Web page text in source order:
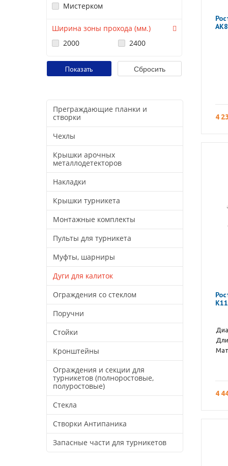
Мистерком
Ширина зоны прохода (мм.)
2000
2400
Преграждающие планки и
створки
Чехлы
Крышки арочных
металлодетекторов
Накладки
Крышки турникета
Монтажные комплекты
Пульты для турникета
Муфты, шарниры
Дуги для калиток
Ограждения со стеклом
Поручни
Стойки
Кронштейны
Ограждения и секции для
турникетов (полноростовые,
полуростовые)
Стекла
Створки Антипаника
Запасные части для турникетов
4
4